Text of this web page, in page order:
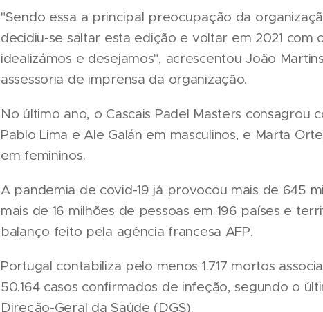
"Sendo essa a principal preocupação da
decidiu-se saltar esta edição e voltar em 2021 com
idealizámos e desejamos", acrescentou João
assessoria de imprensa da organização.
No último ano, o Cascais Padel Masters consagrou
Pablo Lima e Ale Galán em masculinos, e Marta
em femininos.
A pandemia de covid-19 já provocou mais de 645
mais de 16 milhões de pessoas em 196 países e
balanço feito pela agência francesa AFP.
Portugal contabiliza pelo menos 1.717 mortos
50.164 casos confirmados de infeção, segundo o
Direção-Geral da Saúde (DGS).